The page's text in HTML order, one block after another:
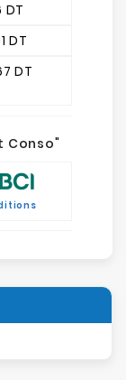
DT
DT
DT
Conso"